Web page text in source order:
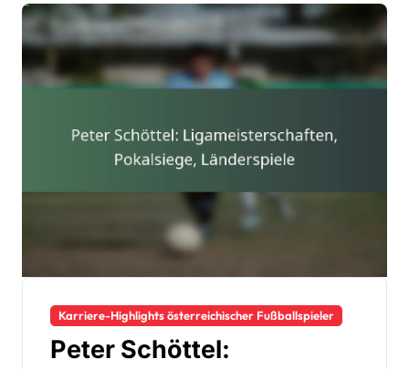
Karriere-Highlights österreichischer Fußballspieler
Peter Schöttel: